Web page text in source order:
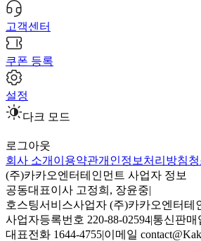
고객센터
쿠폰 등록
설정
다크 모드
로그아웃
회사 소개 이용약관개인정보처리방침
(주)카카오엔터테인먼트 사업자 정보
공동대표이사 고정희, 장윤중|
호스팅서비스사업자 (주)카카오엔터테
사업자등록번호 220-88-02594|통신판매
대표전화 1644-4755|이메일